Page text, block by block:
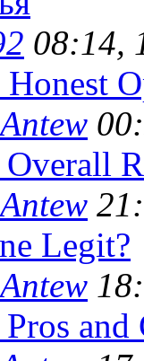
08:14,
Legit?
and